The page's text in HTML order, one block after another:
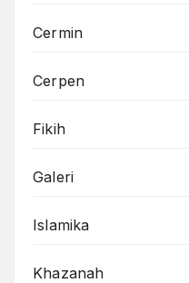
Cermin
Cerpen
Fikih
Galeri
Islamika
Khazanah